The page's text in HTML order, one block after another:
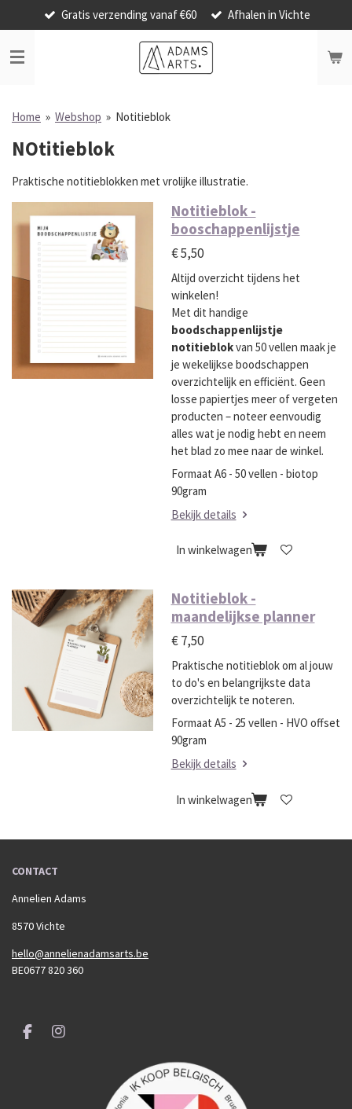
direct
naar
de
Gratis verzending vanaf €60 Afhalen in Vichte
Home » Webshop » Notitieblok
NOtitieblok
Praktische notitieblokken met vrolijke illustratie.
Notitieblok -
booschappenlijstje
€ 5,50
Altijd overzicht tijdens het
winkelen!
Met dit handige
boodschappenlijstje
notitieblokvan 50 vellen maak je
je wekelijkse boodschappen
overzichtelijk en efficiënt. Geen
losse papiertjes meer of vergeten
producten – noteer eenvoudig
alles wat je nodig hebt en neem
het blad zo mee naar de winkel.
Formaat A6 - 50 vellen - biotop
90gram
Bekijk details
In winkelwagen
Notitieblok -
maandelijkse planner
€ 7,50
Praktische notitieblok om al jouw
to do's en belangrijkste data
overzichtelijk te noteren.
Formaat A5 - 25 vellen - HVO offset
90gram
Bekijk details
In winkelwagen
CONTACT
Annelien Adams
8570 Vichte
hello@annelienadamsarts.be
BE0677 820 360
F
I